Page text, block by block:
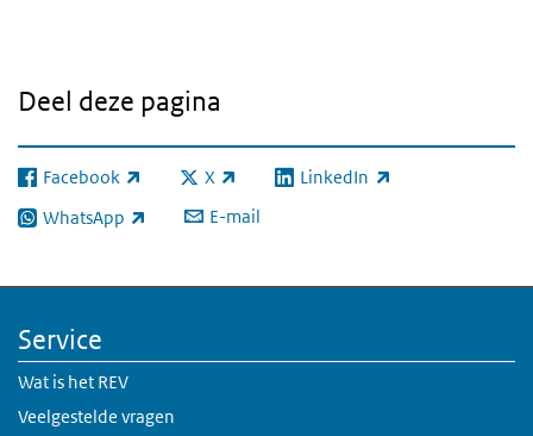
Deel deze pagina
Facebook
(externe link) X
(externe link) LinkedIn
(externe link)
WhatsApp
(externe link) E-mail
Service
Wat is het REV
Veelgestelde vragen